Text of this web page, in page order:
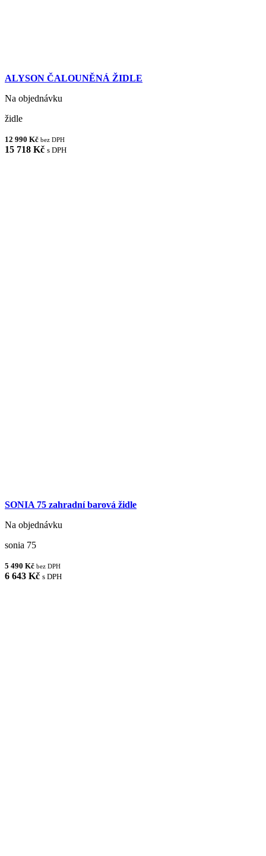
ALYSON ČALOUNĚNÁ ŽIDLE
Na objednávku
židle
12 990 Kč bez DPH
15 718 Kč s DPH
SONIA 75 zahradní barová židle
Na objednávku
sonia 75
5 490 Kč bez DPH
6 643 Kč s DPH